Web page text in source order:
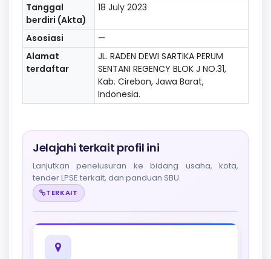
Tanggal
berdiri (Akta)
18 July 2023
Asosiasi
—
Alamat
terdaftar
JL. RADEN DEWI SARTIKA PERUM
SENTANI REGENCY BLOK J NO.31,
Kab. Cirebon, Jawa Barat,
Indonesia.
Jelajahi terkait profil ini
Lanjutkan penelusuran ke bidang usaha, kota,
tender LPSE terkait, dan panduan SBU.
TERKAIT